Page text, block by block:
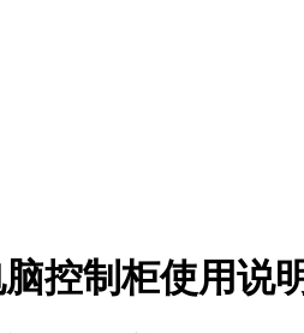
控制柜使用说